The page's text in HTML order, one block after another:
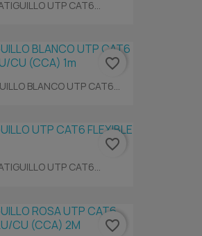
UTP CAT6...
BLANCO UTP CAT6...
favorite_border
UTP CAT6...
favorite_border
favorite_border